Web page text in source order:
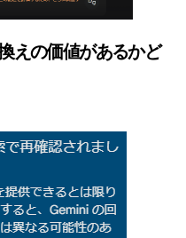
えの価値があるかど